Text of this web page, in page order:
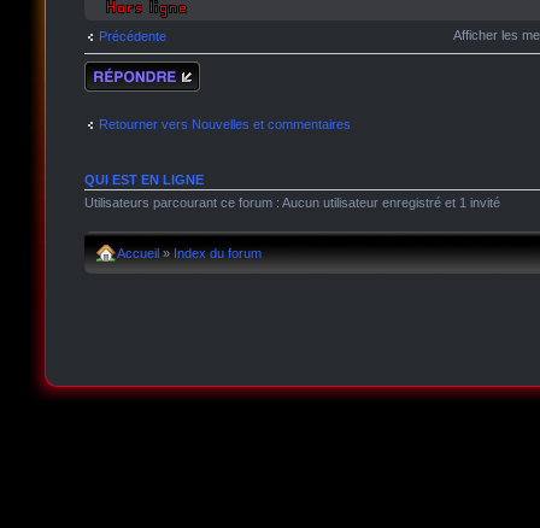
Précédente Afficher les
Répondre
Retourner vers Nouvelles et commentaires
QUI EST EN LIGNE
Utilisateurs parcourant ce forum : Aucun utilisateur enregistré et 1 invité
Accueil » Index du forum